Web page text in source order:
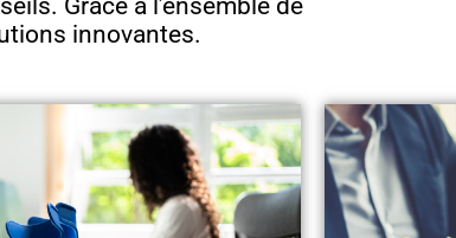
Grâce à l’ensemble de
innovantes.